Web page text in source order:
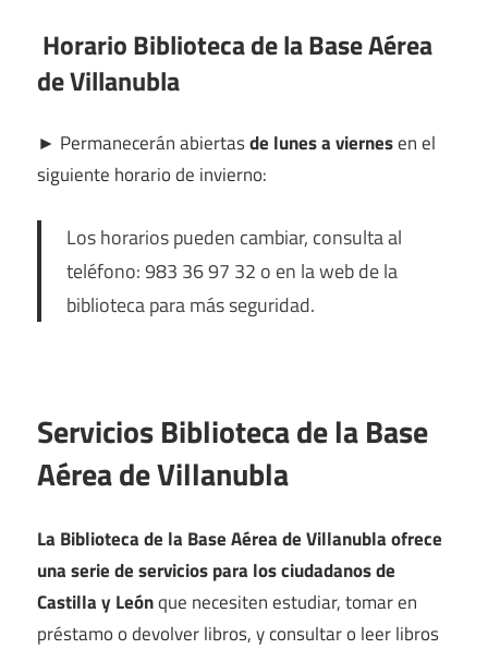
Horario Biblioteca de la Base Aérea
de Villanubla
► Permanecerán abiertasde lunes a viernesen el
siguiente horario de invierno:
Los horarios pueden cambiar, consulta al
teléfono: 983 36 97 32 o en la web de la
biblioteca para más seguridad.
Servicios Biblioteca de la Base
Aérea de Villanubla
La Biblioteca de la Base Aérea de Villanubla ofrece
una serie de servicios para los ciudadanos de
Castilla y Leónque necesiten estudiar, tomar en
préstamo o devolver libros, y consultar o leer libros